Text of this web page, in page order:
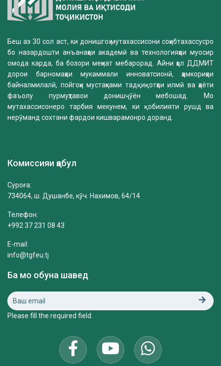
Беш аз 30 сол аст, ки донишгоҳ мутахассисони соҳибтахассусро
бо назардошти анъанаҳои академӣ ва технологияҳои муосир
омода карда, ба бозори меҳнат мебарорад. Айни ҳол ДДМИТ
дорои барномаҳои мукаммали инноватсионӣ, ҳамкориҳои
байналмилалӣ, пойгоҳи мустаҳками тадқиқотҳои илмӣ ва ҳаёти
фаъолу пурмуҳтавои донишҷӯён мебошад. Мо
мутахассисонеро тарбия мекунем, ки қобилияти рушд ва
нерӯманд сохтани фардои кишварамонро доранд.
Комиссияи қабул
Суроға:
734064, ш. Душанбе, кӯч. Нахимов, 64/14
Телефон:
+992 37 231 08 43
E-mail:
info@tgfeu.tj
Ба мо обуна шавед
Please fill the required field.